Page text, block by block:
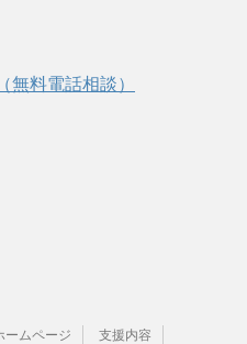
無料電話相談）
ームページ
支援内容